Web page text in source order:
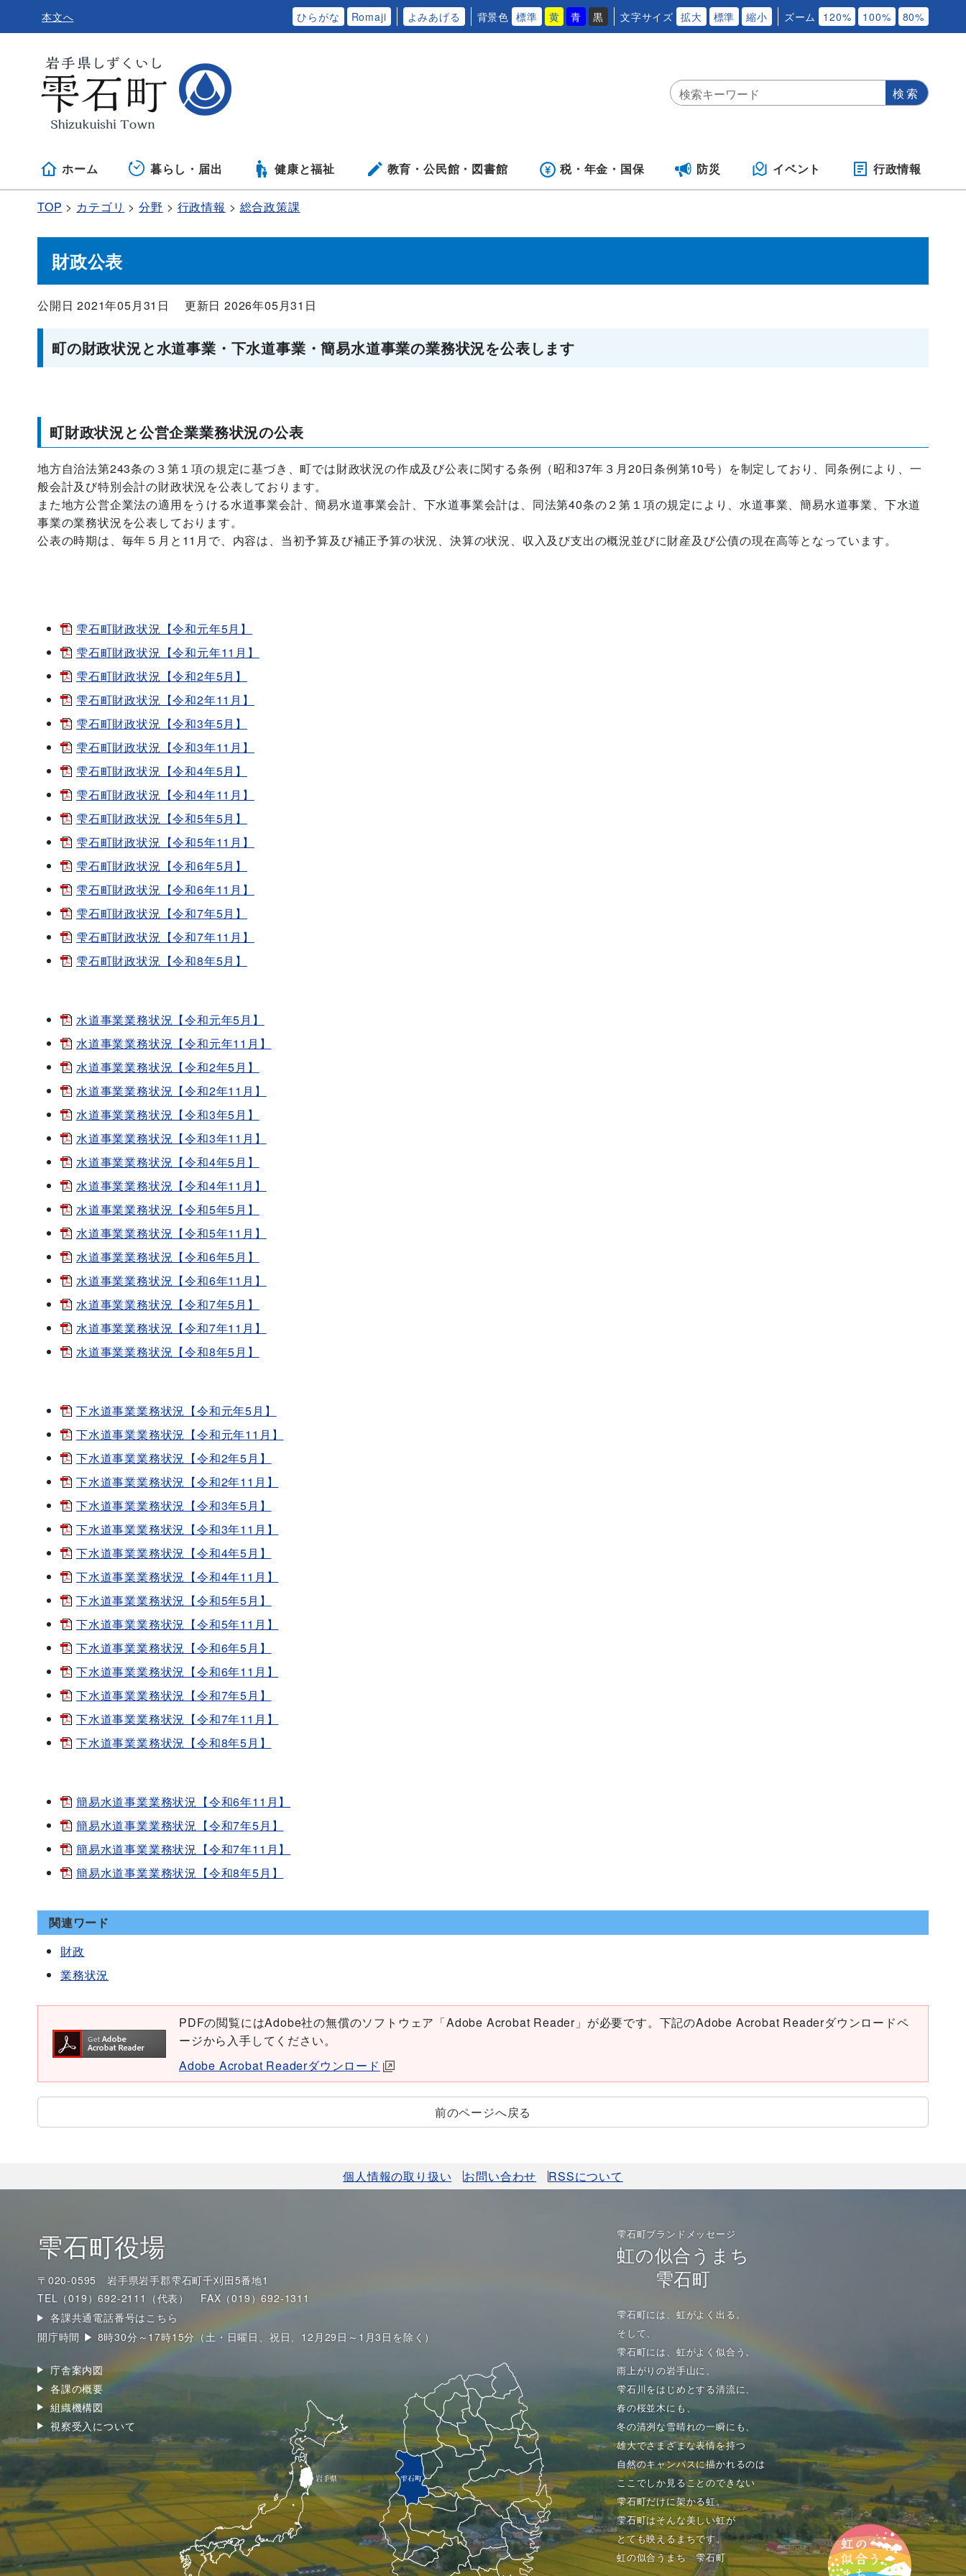
本文へ ひらがな Romaji よみあげる 背景色 標準 黄 青 黒 文字サイズ 拡大 標準 縮小 ズーム 120% 100% 80%
ホーム 暮らし・届出 健康と福祉 教育・公民館・ 図書館 税・年金・ 国保 防災 イベント 行政情報
TOP カテゴリ 分野 行政情報 総合政策課
財政公表
公開日 2021年05月31日 更新日 2026年05月31日
町の財政状況と水道事業・下水道事業・簡易水道事業の業務状況を公表します
町財政状況と公営企業業務状況の公表
地方自治法第243条の３第１項の規定に基づき、町では財政状況の作成及び公表に関する条例（昭和37年３月20日条例第10号）を制定しており、同条例により、一
般会計及び特別会計の財政状況を公表しております。
また地方公営企業法の適用をうける水道事業会計、簡易水道事業会計、下水道事業会計は、同法第40条の２第１項の規定により、水道事業、簡易水道事業、下水道
事業の業務状況を公表しております。
公表の時期は、毎年５月と11月で、内容は、当初予算及び補正予算の状況、決算の状況、収入及び支出の概況並びに財産及び公債の現在高等となっています。
雫石町財政状況【令和元年5月】
雫石町財政状況【令和元年11月】
雫石町財政状況【令和2年5月】
雫石町財政状況【令和2年11月】
雫石町財政状況【令和3年5月】
雫石町財政状況【令和3年11月】
雫石町財政状況【令和4年5月】
雫石町財政状況【令和4年11月】
雫石町財政状況【令和5年5月】
雫石町財政状況【令和5年11月】
雫石町財政状況【令和6年5月】
雫石町財政状況【令和6年11月】
雫石町財政状況【令和7年5月】
雫石町財政状況【令和7年11月】
雫石町財政状況【令和8年5月】
水道事業業務状況【令和元年5月】
水道事業業務状況【令和元年11月】
水道事業業務状況【令和2年5月】
水道事業業務状況【令和2年11月】
水道事業業務状況【令和3年5月】
水道事業業務状況【令和3年11月】
水道事業業務状況【令和4年5月】
水道事業業務状況【令和4年11月】
水道事業業務状況【令和5年5月】
水道事業業務状況【令和5年11月】
水道事業業務状況【令和6年5月】
水道事業業務状況【令和6年11月】
水道事業業務状況【令和7年5月】
水道事業業務状況【令和7年11月】
水道事業業務状況【令和8年5月】
下水道事業業務状況【令和元年5月】
下水道事業業務状況【令和元年11月】
下水道事業業務状況【令和2年5月】
下水道事業業務状況【令和2年11月】
下水道事業業務状況【令和3年5月】
下水道事業業務状況【令和3年11月】
下水道事業業務状況【令和4年5月】
下水道事業業務状況【令和4年11月】
下水道事業業務状況【令和5年5月】
下水道事業業務状況【令和5年11月】
下水道事業業務状況【令和6年5月】
下水道事業業務状況【令和6年11月】
下水道事業業務状況【令和7年5月】
下水道事業業務状況【令和7年11月】
下水道事業業務状況【令和8年5月】
簡易水道事業業務状況【令和6年11月】
簡易水道事業業務状況【令和7年5月】
簡易水道事業業務状況【令和7年11月】
簡易水道事業業務状況【令和8年5月】
関連ワード
財政
業務状況
PDFの閲覧にはAdobe社の無償のソフトウェア「Adobe Acrobat Reader」が必要です。下記のAdobe Acrobat Readerダウンロードペ
ージから入手してください。
Adobe Acrobat Readerダウンロード
前のページへ戻る
個人情報の取り扱い お問い合わせ RSSについて
雫石町役場
〒020-0595 岩手県岩手郡雫石町千刈田5番地1
TEL（019）692-2111（代表）
FAX（019）692-1311
各課共通電話番号はこちら
開庁時間 ▶ 8時30分～17時15分（土・日曜日、祝日、12月29日～1月3日を除く）
庁舎案内図
各課の概要
組織機構図
視察受入について
雫石町ブランドメッセージ
虹の似合うまち
雫石町
雫石町には、虹がよく出る。
そして、
雫石町には、虹がよく似合う。
雨上がりの岩手山に、
雫石川をはじめとする清流に、
春の桜並木にも、
冬の清冽な雪晴れの一瞬にも、
雄大でさまざまな表情を持つ
自然のキャンパスに描かれるのは
ここでしか見ることのできない
雫石町だけに架かる虹。
雫石町はそんな美しい虹が
とても映えるまちです。
虹の似合うまち 雫石町